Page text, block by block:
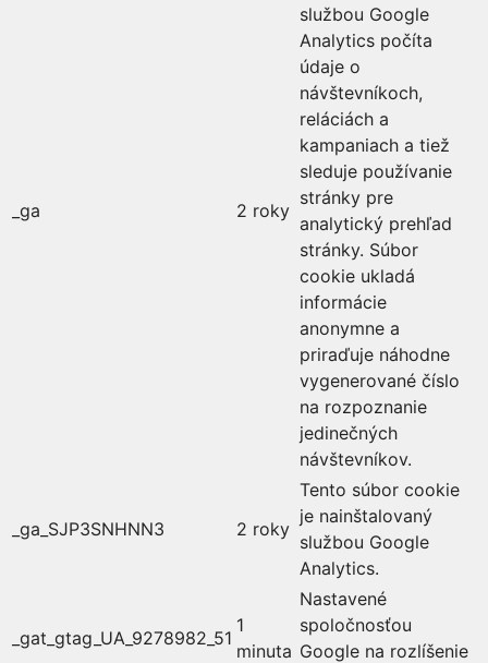
_ga 2 roky
službou Google
Analytics počíta
údaje o
návštevníkoch,
reláciách a
kampaniach a tiež
sleduje používanie
stránky pre
analytický prehľad
stránky. Súbor
cookie ukladá
informácie
anonymne a
priraďuje náhodne
vygenerované číslo
na rozpoznanie
jedinečných
návštevníkov.
_ga_SJP3SNHNN3 2 roky
Tento súbor cookie
je nainštalovaný
službou Google
Analytics.
_gat_gtag_UA_9278982_51
1
minuta
Nastavené
spoločnosťou
Google na rozlíšenie